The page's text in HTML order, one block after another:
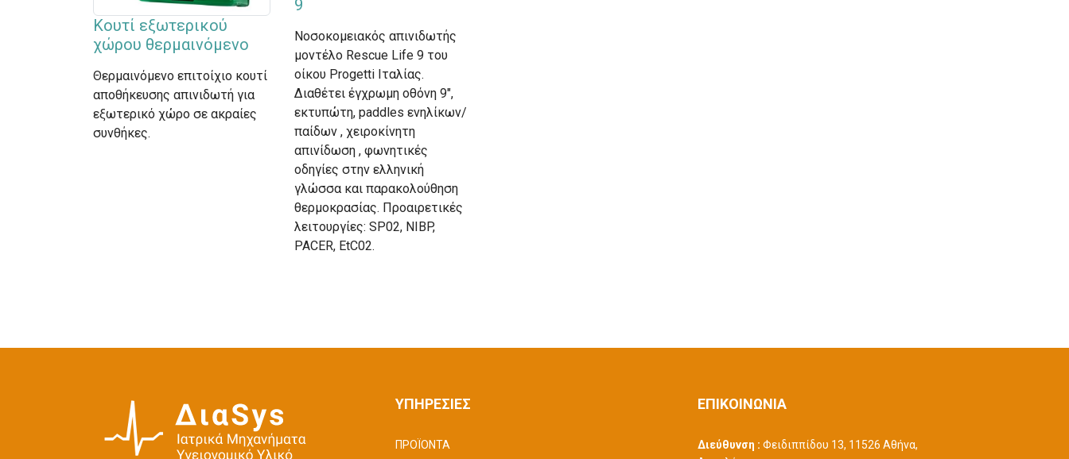
Κουτί εξωτερικού
χώρου θερμαινόμενο
Θερμαινόμενο επιτοίχιο κουτί
αποθήκευσης απινιδωτή για
εξωτερικό χώρο σε ακραίες
συνθήκες.
9
Νοσοκομειακός απινιδωτής
μοντέλο Rescue Life 9 του
οίκου Progetti Ιταλίας.
Διαθέτει έγχρωμη οθόνη 9",
εκτυπώτη, paddles ενηλίκων/
παίδων , χειροκίνητη
απινίδωση , φωνητικές
οδηγίες στην ελληνική
γλώσσα και παρακολούθηση
θερμοκρασίας. Προαιρετικές
λειτουργίες: SP02, NIBP,
PACER, EtC02.
ΥΠΗΡΕΣΙΕΣ
ΠΡΟΪΟΝΤΑ
ΕΠΙΚΟΙΝΩΝΙΑ
Διεύθυνση : Φειδιππίδου 13, 11526 Αθήνα,